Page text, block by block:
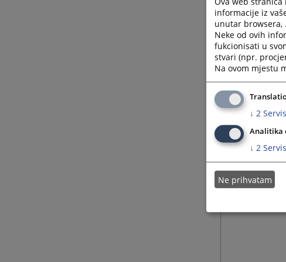
u vezi sa
stav1.KZ RS.
informacije iz
unutar browsera,
Neke od ovih
fukcionisati u
stvari (npr.
Na ovom mjestu
↓ 2
Analitika
↓ 2
Ne prihvatam